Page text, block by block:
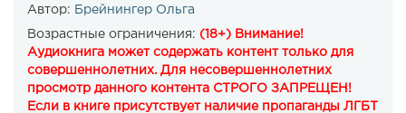
Автор: Брейнингер Ольга
Возрастные ограничения: (18+) Внимание!
Аудиокнига может содержать контент только для
совершеннолетних. Для несовершеннолетних
просмотр данного контента СТРОГО ЗАПРЕЩЕН!
Если в книге присутствует наличие пропаганды ЛГБТ